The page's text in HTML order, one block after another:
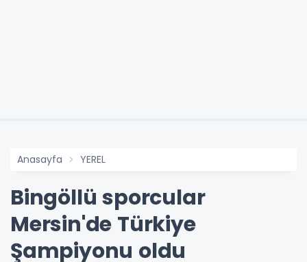
Anasayfa YEREL
Bingöllü sporcular
Mersin'de Türkiye
Şampiyonu oldu